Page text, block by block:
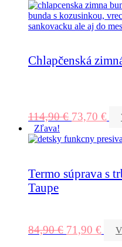
Chlapčenská
114,90€ 73,70 €
Zľava!
Termo súprava s
Taupe
84,90€ 71,90 €